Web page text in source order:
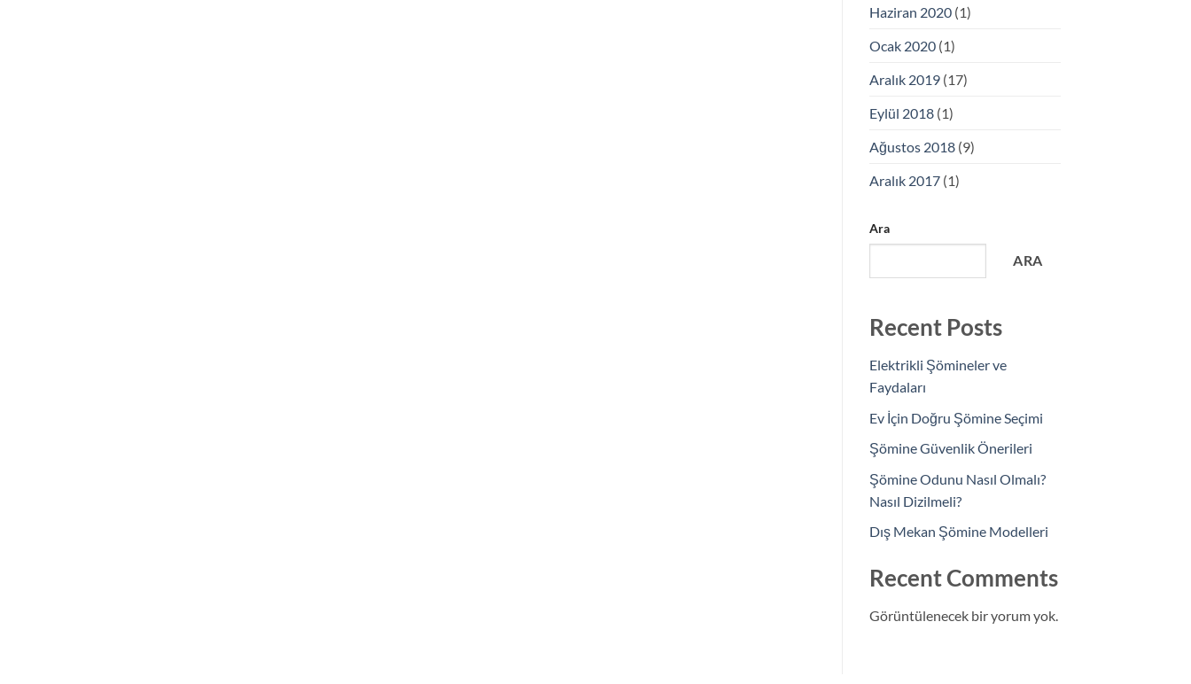
Haziran 2020(1)
Ocak 2020(1)
Aralık 2019(17)
Eylül 2018(1)
Ağustos 2018(9)
Aralık 2017(1)
Ara
ARA
Recent Posts
Elektrikli Şömineler ve
Faydaları
Ev İçin Doğru Şömine Seçimi
Şömine Güvenlik Önerileri
Şömine Odunu Nasıl Olmalı?
Nasıl Dizilmeli?
Dış Mekan Şömine Modelleri
Recent Comments
Görüntülenecek bir yorum yok.